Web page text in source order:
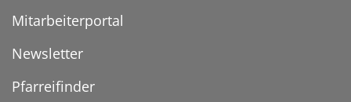
Mitarbeiterportal
Newsletter
Pfarreifinder